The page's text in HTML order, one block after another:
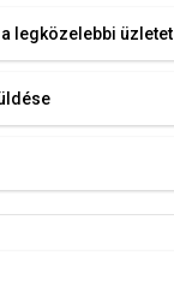
legközelebbi üzletet